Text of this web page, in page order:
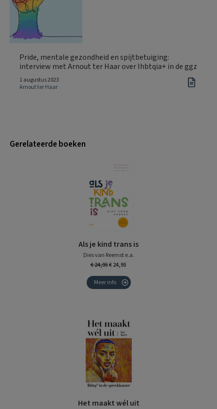
Pride, mentale gezondheid en spijtbetuiging:
interview met Arnout ter Haar over lhbtqia+ in de ggz
1 augustus 2023
Arnout ter Haar
Gerelateerde boeken
Als je kind trans is
Dies van Reemst e.a.
€ 24,95€ 24,95
Meer info
Het maakt wél uit